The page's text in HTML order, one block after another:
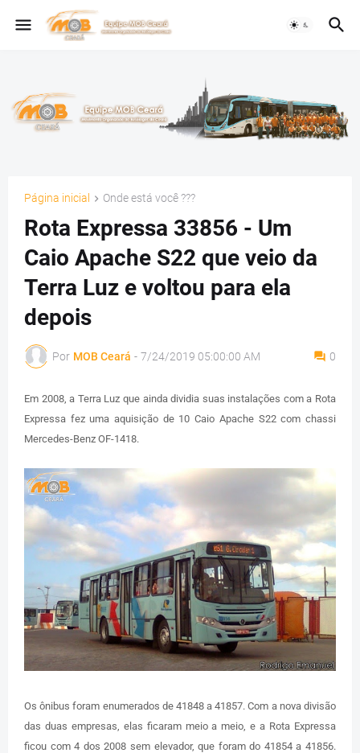
Página inicial Onde está você ???
Rota Expressa 33856 - Um
Caio Apache S22 que veio da
Terra Luz e voltou para ela
depois
Por MOB Ceará - 7/24/2019 05:00:00 AM 0
Em 2008, a Terra Luz que ainda dividia suas instalações com a Rota
Expressa fez uma aquisição de 10 Caio Apache S22 com chassi
Mercedes-Benz OF-1418.
Os ônibus foram enumerados de 41848 a 41857. Com a nova divisão
das duas empresas, elas ficaram meio a meio, e a Rota Expressa
ficou com 4 dos 2008 sem elevador, que foram do 41854 a 41856.